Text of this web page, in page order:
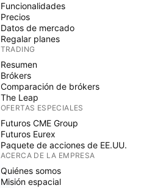
Funcionalidades
Precios
Datos de mercado
Regalar planes
TRADING
Resumen
Brókers
Comparación de brókers
The Leap
OFERTAS ESPECIALES
Futuros CME Group
Futuros Eurex
Paquete de acciones de EE.UU.
ACERCA DE LA EMPRESA
Quiénes somos
Misión espacial